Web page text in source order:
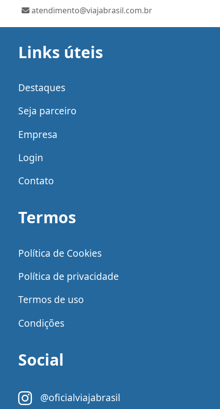
atendimento@viajabrasil.com.br
Links úteis
Destaques
Seja parceiro
Empresa
Login
Contato
Termos
Política de Cookies
Política de privacidade
Termos de uso
Condições
Social
@oficialviajabrasil